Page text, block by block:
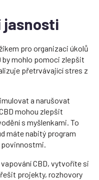
jasnosti
pro organizaci úkolů
by mohlo pomoci zlepšit
přetrvávající stres z
a narušovat
mohou zlepšit
s myšlenkami. To
máte nabitý program
CBD, vytvoříte si
projekty, rozhovory